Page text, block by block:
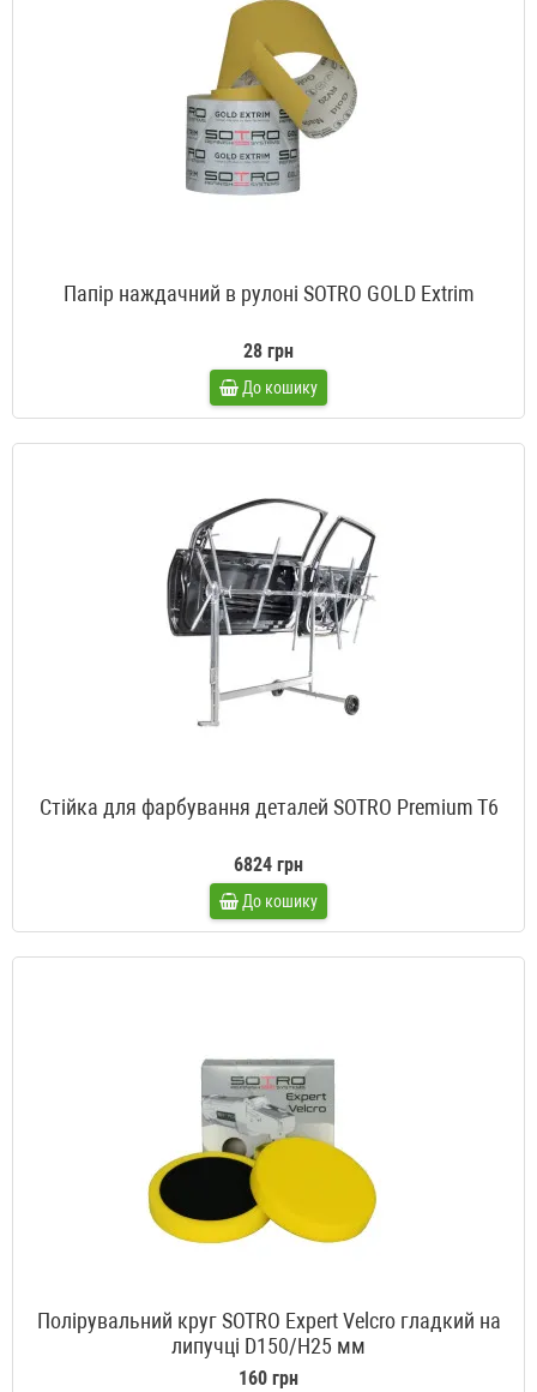
Папір наждачний в рулоні SOTRO GOLD Extrim
28 грн
До кошику
Стійка для фарбування деталей SOTRO Premium T6
6824 грн
До кошику
Полірувальний круг SOTRO Expert Velcro гладкий на
липучці D150/H25 мм
160 грн